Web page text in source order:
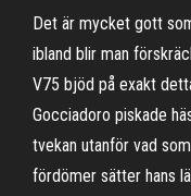
Det är mycket gott
ibland blir man
V75 bjöd på exakt
Gocciadoro piskade
tvekan utanför vad
fördömer sätter hans